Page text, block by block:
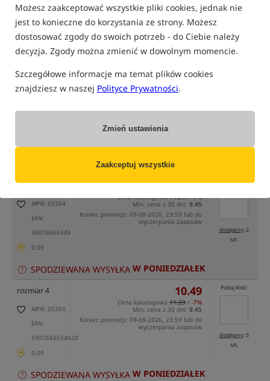
Możesz zaakceptować wszystkie pliki cookies, jednak nie
jest to konieczne do korzystania ze strony. Możesz
dostosować zgody do swoich potrzeb - do Ciebie należy
decyzja. Zgody można zmienić w dowolnym momencie.
Szczegółowe informacje ma temat plików cookies
znajdziesz w naszej Polityce Prywatności.
Zmień ustawienia
Zaakceptuj wszystkie
"naszym magazynie"
Cena PLN
rozmiar 2
MPN: 05364
EAN:
5907666658611
0,09
10.49
Cena katalogowa11.29/-7%
Min. cena z 30 dni: 9.45
Koniec promocji: 09-08-2026, 23:59 lub do
wyczerpania zapasów
Podaj ilość:
dostępny: 2
szt.
SPODZIEWANA WYSYŁKA W PONIEDZIAŁEK
rozmiar 4
MPN: 05365
EAN:
5907666658628
0,09
10.49
Cena katalogowa 11.29 / -7%
Min. cena z 30 dni: 9.45
Koniec promocji: 09-08-2026, 23:59 lub do
wyczerpania zapasów
Podaj ilość:
dostępny: 5
szt.
SPODZIEWANA WYSYŁKA W PONIEDZIAŁEK